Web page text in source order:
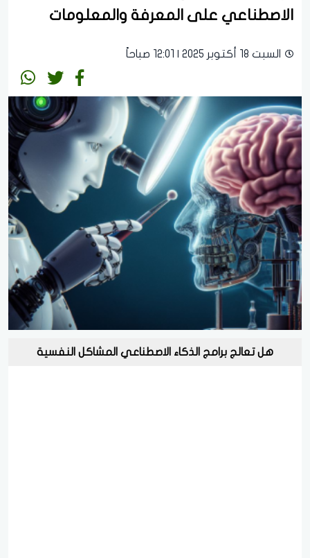
الاصطناعي على المعرفة والمعلومات
السبت 18 أكتوبر 2025 | 12:01 صباحاً
هل تعالج برامج الذكاء الاصطناعي المشاكل النفسية